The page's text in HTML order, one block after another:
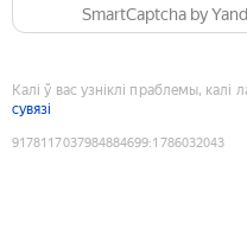
SmartCaptcha by
Калі ў вас узніклі праблемы, калі
сувязі
9178117037984884699:1786032043